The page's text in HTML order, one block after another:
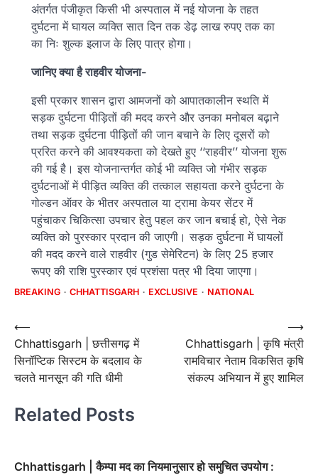
अंतर्गत पंजीकृत किसी भी अस्पताल में नई योजना के तहत
दुर्घटना में घायल व्यक्ति सात दिन तक डेढ़ लाख रुपए तक का
का निः शुल्क इलाज के लिए पात्र होगा।
जानिए क्या है राहवीर योजना-
इसी प्रकार शासन द्वारा आमजनों को आपातकालीन स्थति में
सड़क दुर्घटना पीड़ितों की मदद करने और उनका मनोबल बढ़ाने
तथा सड़क दुर्घटना पीड़ितों की जान बचाने के लिए दूसरों को
प्ररित करने की आवश्यकता को देखते हुए ‘‘राहवीर’’ योजना शुरू
की गई है। इस योजनान्तर्गत कोई भी व्यक्ति जो गंभीर सड़क
दुर्घटनाओं में पीड़ित व्यक्ति की तत्काल सहायता करने दुर्घटना के
गोल्डन ऑवर के भीतर अस्पताल या ट्रामा केयर सेंटर में
पहुंचाकर चिकित्सा उपचार हेतु पहल कर जान बचाई हो, ऐसे नेक
व्यक्ति को पुरस्कार प्रदान की जाएगी। सड़क दुर्घटना में घायलों
की मदद करने वाले राहवीर (गुड सेमेरिटन) के लिए 25 हजार
रूपए की राशि पुरस्कार एवं प्रशंसा पत्र भी दिया जाएगा।
BREAKING CHHATTISGARH EXCLUSIVE NATIONAL
Post
navigation
⟵
Chhattisgarh | छत्तीसगढ़ में
सिनॉप्टिक सिस्टम के बदलाव के
चलते मानसून की गति धीमी
Chhattisgarh | कृषि मंत्री
रामविचार नेताम विकसित कृषि
संकल्प अभियान में हुए शामिल
⟶
Related Posts
Chhattisgarh | कैम्पा मद का नियमानुसार हो समुचित उपयोग :